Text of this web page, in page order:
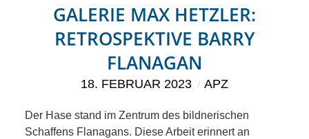
SACHE
MITEINANDER
ÖFFENTLICHER
RAUM UND
GALERIE MAX HETZLER:
RETROSPEKTIVE BARRY
FLANAGAN
18. FEBRUAR 2023 APZ
Der Hase stand im Zentrum des bildnerischen
Schaffens Flanagans. Diese Arbeit erinnert an